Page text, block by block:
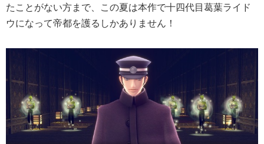
たことがない方まで、この夏は本作で十四代目葛葉ライド
ウになって帝都を護るしかありません！